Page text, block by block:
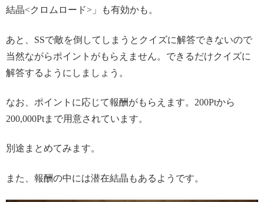
結晶<クロムロード>」も有効かも。
あと、SSで敵を倒してしまうとクイズに解答できないので
当然ながらポイントがもらえません。できるだけクイズに
解答するようにしましょう。
なお、ポイントに応じて報酬がもらえます。200Ptから
200,000Ptまで用意されています。
別途まとめてみます。
また、報酬の中には潜在結晶もあるようです。